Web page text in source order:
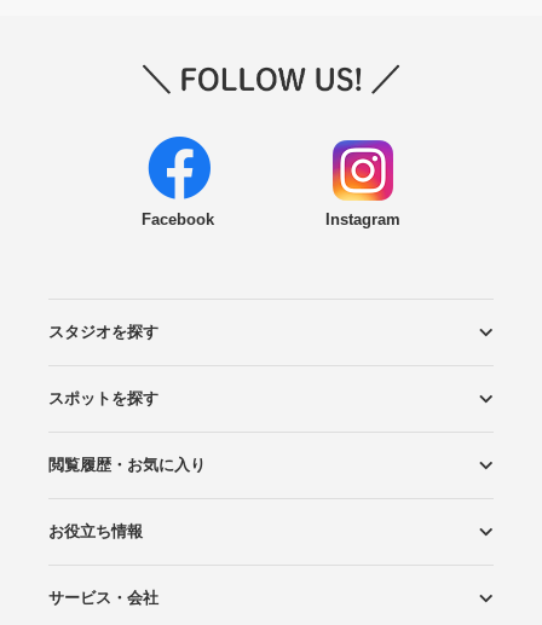
Facebook Instagram
スタジオを探す
エリアから探す
こだわりから探す
NEW PHOTO STYLE
プランから探す
フォトタイプ診断
フォトグラファーから探す
国内リゾートから探す
スポットを探す
ロケーションから探す
スタジオから探す
閲覧履歴・お気に入り
閲覧スタジオ
お気に入り
お役立ち情報
Wedding Photo マガジン
はじめてガイド
サービス・会社